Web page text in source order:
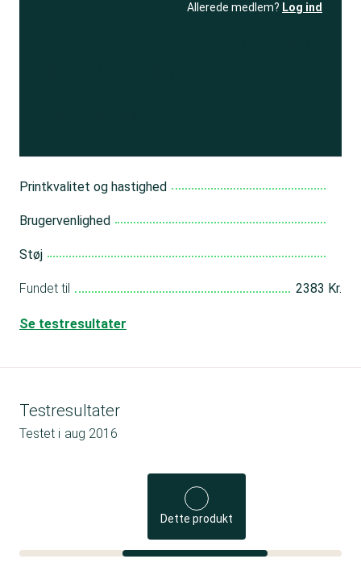
Allerede medlem? Log ind
Printkvalitet og hastighed
Brugervenlighed
Støj
Fundet til 2383 Kr.
Se testresultater
Testresultater
Testet i aug 2016
Dette produkt